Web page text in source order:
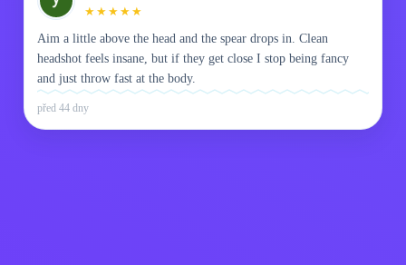
★ ★ ★ ★ ★
Aim a little above the head and the spear drops in. Clean
headshot feels insane, but if they get close I stop being fancy
and just throw fast at the body.
před 44 dny